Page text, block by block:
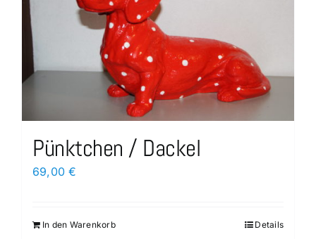
Pünktchen / Dackel
69,00€
In den Warenkorb Details